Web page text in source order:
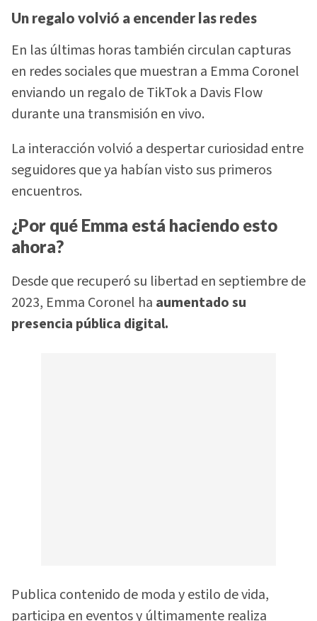
Un regalo volvió a encender las redes
En las últimas horas también circulan capturas
en redes sociales que muestran a Emma Coronel
enviando un regalo de TikTok a Davis Flow
durante una transmisión en vivo.
La interacción volvió a despertar curiosidad entre
seguidores que ya habían visto sus primeros
encuentros.
¿Por qué Emma está haciendo esto
ahora?
Desde que recuperó su libertad en septiembre de
2023, Emma Coronel ha aumentado su
presencia pública digital.
Publica contenido de moda y estilo de vida,
participa en eventos y últimamente realiza